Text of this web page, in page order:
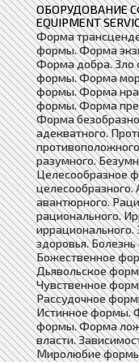
ОБОРУДОВАНИЕ
EQUIPMENT
Форма
формы. Форма
Форма добра.
формы. Форма
формы. Форма
формы. Форма
Форма
адекватного.
разумного.
Целесообразное
авантюрного.
рационального.
здоровья.
Божественное
Дьявольское
Чувственное
Рассудочное
Истинное формы.
формы. Форма
власти.
Миролюбие